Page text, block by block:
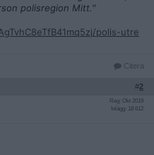
polisregion Mitt."
polis-utre
Citera
#2
Reg: Okt 2019
Inlägg: 18 612